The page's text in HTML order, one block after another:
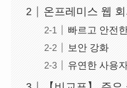
온프레미스 웹
빠르고 안전
보안 강화
유연한 사용